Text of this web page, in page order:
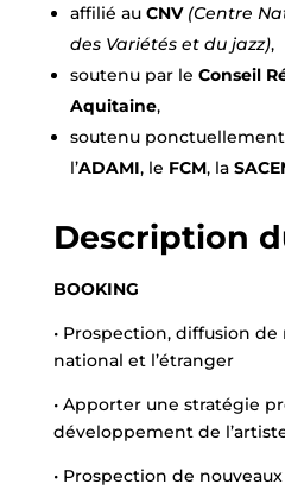
affilié au CNV (Centre
des Variétés et du jazz),
soutenu par le Conseil
Aquitaine,
soutenu
l’ADAMI, le FCM, la
Description
BOOKING
• Prospection, diffusion de
national et l’étranger
• Apporter une stratégie
développement de
• Prospection de